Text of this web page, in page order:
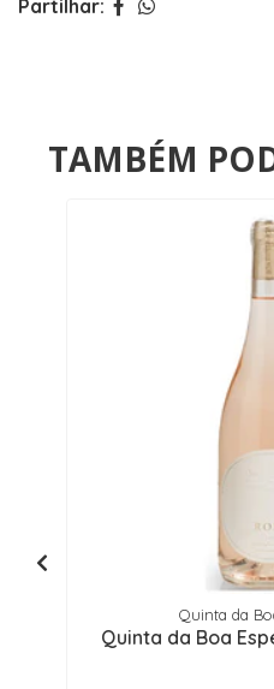
Partilhar:
TAMBÉM
Quinta da
Quinta da Boa